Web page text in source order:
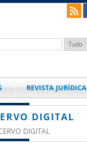
REVISTA JURÍDICA
DIGITAL